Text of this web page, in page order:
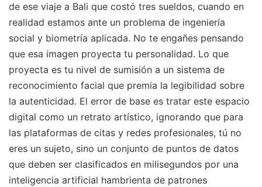
de ese viaje a Bali que costó tres sueldos, cuando en
realidad estamos ante un problema de ingeniería
social y biometría aplicada. No te engañes pensando
que esa imagen proyecta tu personalidad. Lo que
proyecta es tu nivel de sumisión a un sistema de
reconocimiento facial que premia la legibilidad sobre
la autenticidad. El error de base es tratar este espacio
digital como un retrato artístico, ignorando que para
las plataformas de citas y redes profesionales, tú no
eres un sujeto, sino un conjunto de puntos de datos
que deben ser clasificados en milisegundos por una
inteligencia artificial hambrienta de patrones